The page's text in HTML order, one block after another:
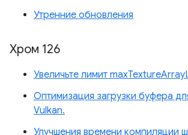
Утренние обновления
Хром 126
Увеличьте лимит
Оптимизация загрузки буфера
Vulkan.
Улучшения времени компиляции